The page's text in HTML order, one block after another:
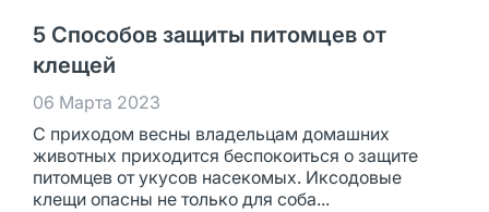
5 Способов защиты питомцев от
клещей
06 Марта 2023
С приходом весны владельцам домашних
животных приходится беспокоиться о защите
питомцев от укусов насекомых. Иксодовые
клещи опасны не только для соба...